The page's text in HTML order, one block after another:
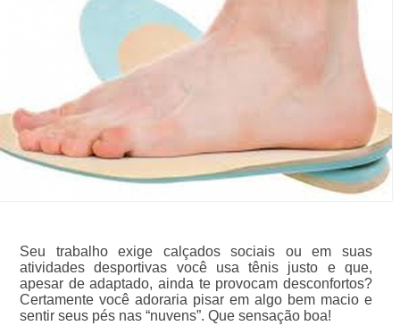
Seu trabalho exige calçados sociais ou em suas
atividades desportivas você usa tênis justo e que,
apesar de adaptado, ainda te provocam desconfortos?
Certamente você adoraria pisar em algo bem macio e
sentir seus pés nas “nuvens”. Que sensação boa!